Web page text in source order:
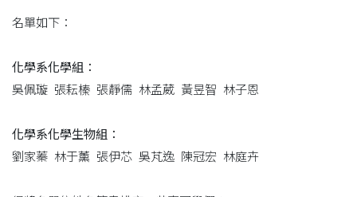
名單如下：
化學系化學組：
吳佩璇 張耘榛 張靜儒 林孟葳 黃昱智 林子恩
化學系化學生物組：
劉家蓁 林于薰 張伊芯 吳芃逸 陳冠宏 林庭卉